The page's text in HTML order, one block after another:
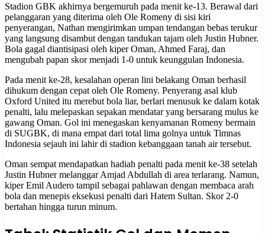
Stadion GBK akhirnya bergemuruh pada menit ke-13. Berawal dari
pelanggaran yang diterima oleh Ole Romeny di sisi kiri
penyerangan, Nathan mengirimkan umpan tendangan bebas terukur
yang langsung disambut dengan tandukan tajam oleh Justin Hubner.
Bola gagal diantisipasi oleh kiper Oman, Ahmed Faraj, dan
mengubah papan skor menjadi 1-0 untuk keunggulan Indonesia.
Pada menit ke-28, kesalahan operan lini belakang Oman berhasil
dihukum dengan cepat oleh Ole Romeny. Penyerang asal klub
Oxford United itu merebut bola liar, berlari menusuk ke dalam kotak
penalti, lalu melepaskan sepakan mendatar yang bersarang mulus ke
gawang Oman. Gol ini menegaskan kenyamanan Romeny bermain
di SUGBK, di mana empat dari total lima golnya untuk Timnas
Indonesia sejauh ini lahir di stadion kebanggaan tanah air tersebut.
Oman sempat mendapatkan hadiah penalti pada menit ke-38 setelah
Justin Hubner melanggar Amjad Abdullah di area terlarang. Namun,
kiper Emil Audero tampil sebagai pahlawan dengan membaca arah
bola dan menepis eksekusi penalti dari Hatem Sultan. Skor 2-0
bertahan hingga turun minum.